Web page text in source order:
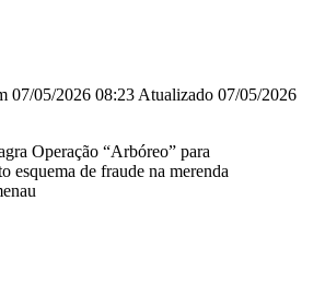
07/05/2026 08:23 Atualizado 07/05/2026